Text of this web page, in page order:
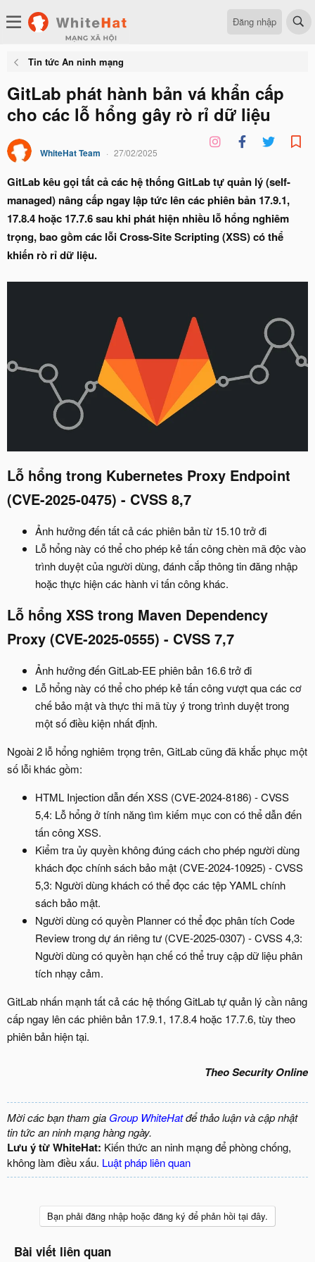
Đăng nhập
Tin tức An ninh mạng
GitLab phát hành bản vá khẩn cấp
cho các lỗ hổng gây rò rỉ dữ liệu
WhiteHat Team 27/02/2025
GitLab kêu gọi tất cả các hệ thống GitLab tự quản lý (self-
managed) nâng cấp ngay lập tức lên các phiên bản 17.9.1,
17.8.4 hoặc 17.7.6 sau khi phát hiện nhiều lỗ hổng nghiêm
trọng, bao gồm các lỗi Cross-Site Scripting (XSS) có thể
khiến rò rỉ dữ liệu.
Lỗ hổng trong Kubernetes Proxy Endpoint
(CVE-2025-0475) - CVSS 8,7
Ảnh hưởng đến tất cả các phiên bản từ 15.10 trở đi
Lỗ hổng này có thể cho phép kẻ tấn công chèn mã độc vào
trình duyệt của người dùng, đánh cắp thông tin đăng nhập
hoặc thực hiện các hành vi tấn công khác.
Lỗ hổng XSS trong Maven Dependency
Proxy (CVE-2025-0555) - CVSS 7,7
Ảnh hưởng đến GitLab-EE phiên bản 16.6 trở đi
Lỗ hổng này có thể cho phép kẻ tấn công vượt qua các cơ
chế bảo mật và thực thi mã tùy ý trong trình duyệt trong
một số điều kiện nhất định.
Ngoài 2 lỗ hổng nghiêm trọng trên, GitLab cũng đã khắc phục một
số lỗi khác gồm:
HTML Injection dẫn đến XSS (CVE-2024-8186) - CVSS
5,4: Lỗ hổng ở tính năng tìm kiếm mục con có thể dẫn đến
tấn công XSS.
Kiểm tra ủy quyền không đúng cách cho phép người dùng
khách đọc chính sách bảo mật (CVE-2024-10925) - CVSS
5,3: Người dùng khách có thể đọc các tệp YAML chính
sách bảo mật.
Người dùng có quyền Planner có thể đọc phân tích Code
Review trong dự án riêng tư (CVE-2025-0307) - CVSS 4,3:
Người dùng có quyền hạn chế có thể truy cập dữ liệu phân
tích nhạy cảm.
GitLab nhấn mạnh tất cả các hệ thống GitLab tự quản lý cần nâng
cấp ngay lên các phiên bản 17.9.1, 17.8.4 hoặc 17.7.6, tùy theo
phiên bản hiện tại.
Theo Security Online
Mời các bạn tham gia Group WhiteHatđể thảo luận và cập nhật
tin tức an ninh mạng hàng ngày.
Lưu ý từ WhiteHat: Kiến thức an ninh mạng để phòng chống,
không làm điều xấu. Luật pháp liên quan
Bạn phải đăng nhập hoặc đăng ký để phản hồi tại đây.
Bài viết liên quan